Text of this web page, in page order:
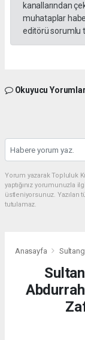
kanallarından
muhataplar
editörü sorumlu
Okuyucu
Yorum yazarak Topluluk
yaptığınız yorumunuzla
üstleniyorsunuz.
tutulamaz.
Anasayfa